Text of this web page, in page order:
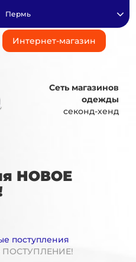
Интернет-магазин
Пермь
Сеть магазинов
одежды
секонд-хенд
НОВОЕ
поступления
ПОСТУПЛЕНИЕ!